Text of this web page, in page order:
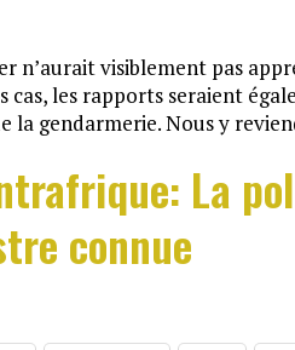
n’aurait visiblement pas
cas, les rapports seraient
la gendarmerie. Nous y
La
connue